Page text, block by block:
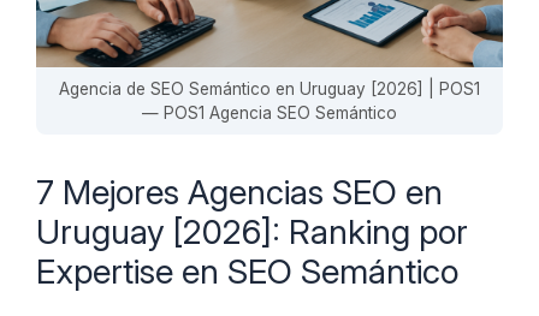
Agencia de SEO Semántico en Uruguay [2026] | POS1
— POS1 Agencia SEO Semántico
7 Mejores Agencias SEO en
Uruguay [2026]: Ranking por
Expertise en SEO Semántico